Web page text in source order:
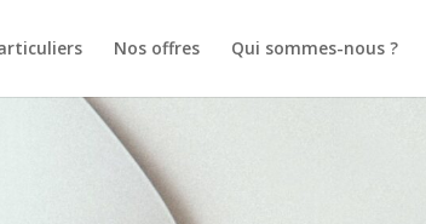
Nos offres Qui sommes-nous ?